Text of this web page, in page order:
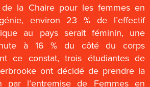
la Chaire pour les femmes en
environ 23 % de l’effectif
au pays serait féminin, une
à 16 % du côté du corps
ce constat, trois étudiantes de
ont décidé de prendre la
par l’entremise de Femmes en